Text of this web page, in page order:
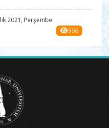
2021, Perşembe
366